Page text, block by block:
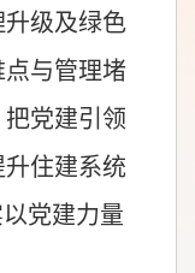
级及绿色
与管理堵
党建引领
住建系统
党建力量